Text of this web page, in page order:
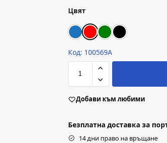
Цвят
Код: 100569A
Добави към любими
Безплатна доставка за
14 дни право на връщане